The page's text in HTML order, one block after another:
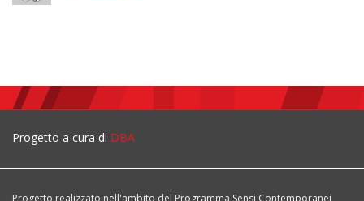
Progetto a cura di DBA
Progetto realizzato nell'ambito del Programma Sensi Contemporanei